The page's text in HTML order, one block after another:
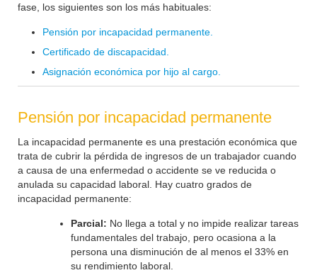
fase, los siguientes son los más habituales:
Pensión por incapacidad permanente.
Certificado de discapacidad.
Asignación económica por hijo al cargo.
Pensión por incapacidad permanente
La incapacidad permanente es una prestación económica que
trata de cubrir la pérdida de ingresos de un trabajador cuando
a causa de una enfermedad o accidente se ve reducida o
anulada su capacidad laboral. Hay cuatro grados de
incapacidad permanente:
Parcial: No llega a total y no impide realizar tareas
fundamentales del trabajo, pero ocasiona a la
persona una disminución de al menos el 33% en
su rendimiento laboral.